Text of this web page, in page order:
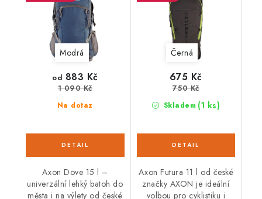
Modrá
Na dotaz
od 883 Kč
1 090 Kč
Axon Dove 15 l –
univerzální lehký batoh do
města i na výlety od české
Černá
Skladem (1 ks)
675 Kč
750 Kč
Axon Futura 11 l od české
značky AXON je ideální
volbou pro cyklistiku i